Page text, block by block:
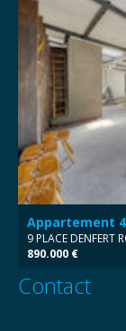
Appartement
9 PLACE DENFERT
890.000 €
Contact